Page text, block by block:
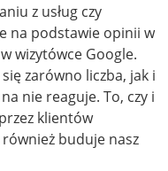
z usług czy
na podstawie opinii w
wizytówce Google.
zarówno liczba, jak i
nie reaguje. To, czy i
klientów
buduje nasz